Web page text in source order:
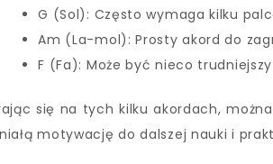
G (Sol): Często wymaga kilku
Am (La-mol): Prosty akord do
F (Fa): Może być nieco
się na tych kilku akordach,
motywację do dalszej nauki i